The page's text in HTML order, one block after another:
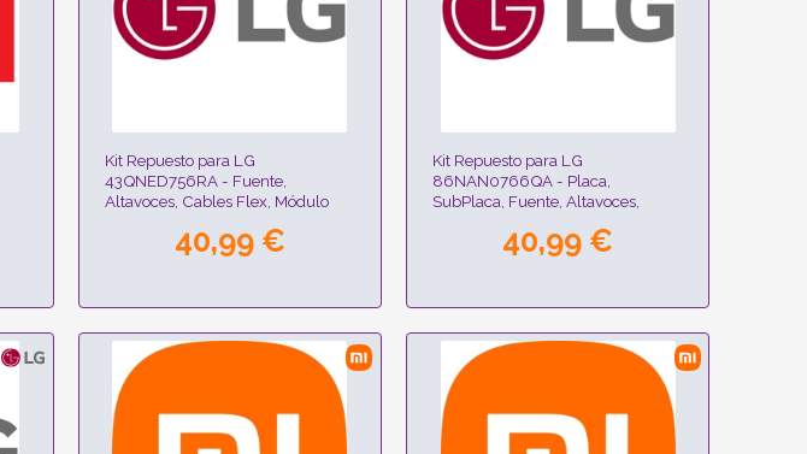
Kit Repuesto para LG
43QNED756RA - Fuente,
Altavoces, Cables Flex, Módulo
40,99 €
Kit Repuesto para LG
86NAN0766QA - Placa,
SubPlaca, Fuente, Altavoces,
Receptor IR40,99 €